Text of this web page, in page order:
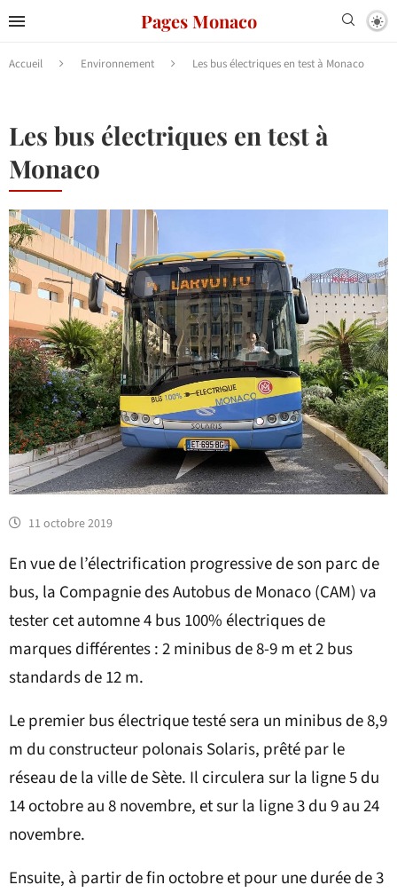
Pages Monaco
Accueil Environnement Les bus électriques en test à Monaco
Les bus électriques en test à
Monaco
11 octobre 2019
En vue de l’électrification progressive de son parc de
bus, la Compagnie des Autobus de Monaco (CAM) va
tester cet automne 4 bus 100% électriques de
marques différentes : 2 minibus de 8-9 m et 2 bus
standards de 12 m.
Le premier bus électrique testé sera un minibus de 8,9
m du constructeur polonais Solaris, prêté par le
réseau de la ville de Sète. Il circulera sur la ligne 5 du
14 octobre au 8 novembre, et sur la ligne 3 du 9 au 24
novembre.
Ensuite, à partir de fin octobre et pour une durée de 3